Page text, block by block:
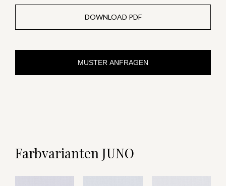
DOWNLOAD PDF
MUSTER ANFRAGEN
Farbvarianten JUNO